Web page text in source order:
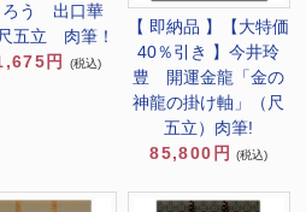
ろう 出口華
五立 肉筆！
円
(税込)
【 即納品 】【大特価
40％引き 】今井玲
豊 開運金龍「金の
神龍の掛け軸」（尺
五立）肉筆!
85,800円
(税込)